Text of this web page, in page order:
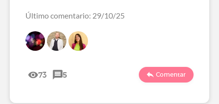
Último comentario: 29/10/25
73 5 Comentar